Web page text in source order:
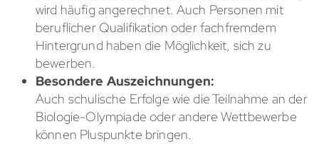
wird häufig angerechnet. Auch Personen mit
beruflicher Qualifikation oder fachfremdem
Hintergrund haben die Möglichkeit, sich zu
bewerben.
Besondere Auszeichnungen:
Auch schulische Erfolge wie die Teilnahme an der
Biologie-Olympiade oder andere Wettbewerbe
können Pluspunkte bringen.